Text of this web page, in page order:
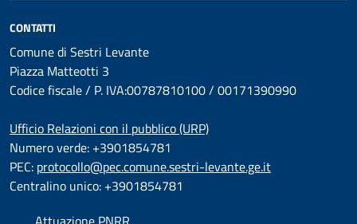
CONTATTI
Comune di Sestri Levante
Piazza Matteotti 3
Codice fiscale / P. IVA:00787810100 / 00171390990
Ufficio Relazioni con il pubblico (URP)
Numero verde: +3901854781
PEC: protocollo@pec.comune.sestri-levante.ge.it
Centralino unico: +3901854781